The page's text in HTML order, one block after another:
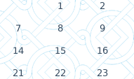
1 2
7 8 9
14 15 16
21 22 23